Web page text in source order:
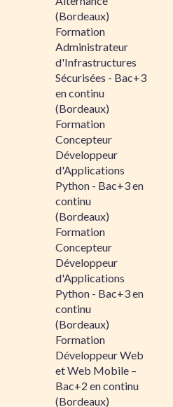
(Bordeaux)
Formation
Administrateur
d'Infrastructures
Sécurisées - Bac+3
en continu
(Bordeaux)
Formation
Concepteur
Développeur
d'Applications
Python - Bac+3 en
continu
(Bordeaux)
Formation
Concepteur
Développeur
d'Applications
Python - Bac+3 en
continu
(Bordeaux)
Formation
Développeur Web
et Web Mobile –
Bac+2 en continu
(Bordeaux)